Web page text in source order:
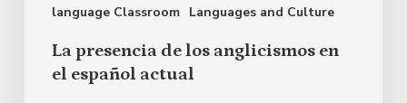
language Classroom Languages and Culture
actual
La presencia de los anglicismos en
el español actual